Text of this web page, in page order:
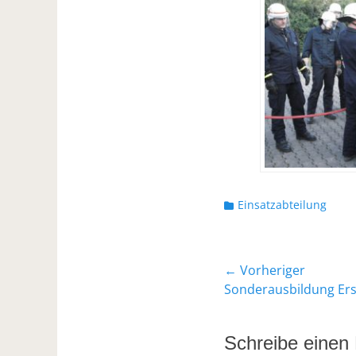
Kategorien
Einsatzabteilung
← Vorheriger
Vorheriger
Sonderausbildung
Schreibe